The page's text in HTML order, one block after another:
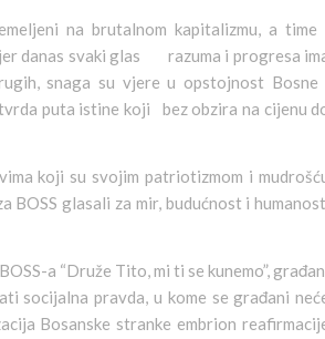
na brutalnom kapitalizmu, a time
jer danas svaki glas razuma i progresa
snaga su vjere u opstojnost Bosne
puta istine koji bez obzira na cijenu
koji su svojim patriotizmom i
BOSS glasali za mir, budućnost i
a “Druže Tito, mi ti se kunemo”,
socijalna pravda, u kome se građani
Bosanske stranke embrion